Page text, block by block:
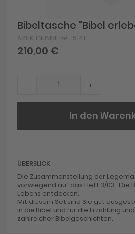
Skip
to
the
beginning
of
Bibeltasche "Bibel
ARTIKELNUMMER 5141
210,00 €
- +
In den
ÜBERBLICK
Die Zusammenstellung der
vorwiegend auf das Heft 3/03 "Die
Lebens entdecken.
Mit diesem Set sind Sie gut
in die Bibel und für die Erzählung
zahlreicher Bibelgeschichten.